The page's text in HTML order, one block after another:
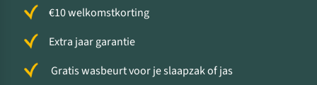
€10 welkomstkorting
Extra jaar garantie
Gratis wasbeurt voor je slaapzak of jas